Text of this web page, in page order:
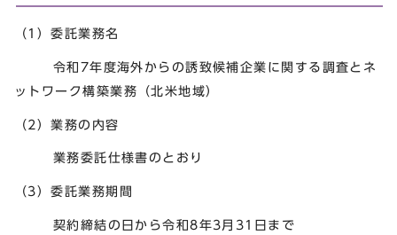
（1）委託業務名
令和7年度海外からの誘致候補企業に関する調査とネ
ットワーク構築業務（北米地域）
（2）業務の内容
業務委託仕様書のとおり
（3）委託業務期間
契約締結の日から令和8年3月31日まで